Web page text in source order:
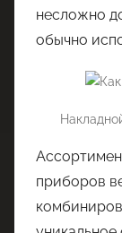
несложно
обычно
приборов